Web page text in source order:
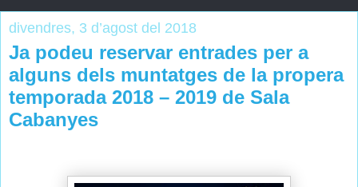
divendres, 3 d’agost del 2018
Ja podeu reservar entrades per a
alguns dels muntatges de la propera
temporada 2018 – 2019 de Sala
Cabanyes